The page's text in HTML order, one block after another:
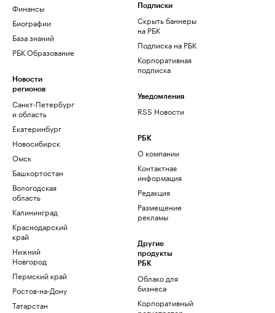
Финансы
Биографии
База знаний
РБК Образование
Новости
регионов
Санкт-Петербург
и область
Екатеринбург
Новосибирск
Омск
Башкортостан
Вологодская
область
Калининград
Краснодарский
край
Нижний
Новгород
Пермский край
Ростов-на-Дону
Татарстан
Подписки
Скрыть баннеры
на РБК
Подписка на РБК
Корпоративная
подписка
Уведомления
RSS Новости
РБК
О компании
Контактная
информация
Редакция
Размещение
рекламы
Другие
продукты
РБК
Облако для
бизнеса
Корпоративный